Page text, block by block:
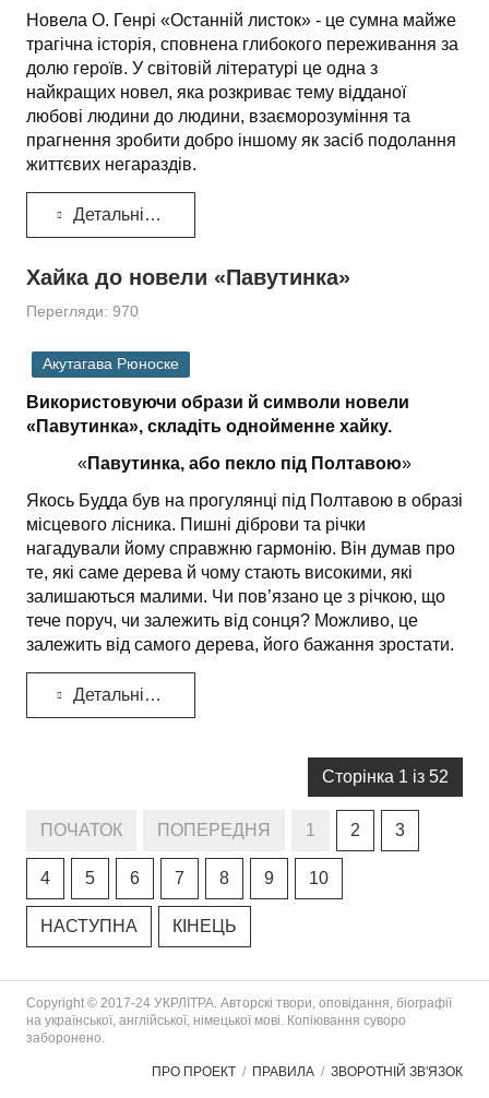
Новела О. Генрі «Останній листок» - це сумна майже
трагічна історія, сповнена глибокого переживання за
долю героїв. У світовій літературі це одна з
найкращих новел, яка розкриває тему відданої
любові людини до людини, взаєморозуміння та
прагнення зробити добро іншому як засіб подолання
життєвих негараздів.
Детальніше...
Хайка до новели «Павутинка»
Перегляди: 970
Акутагава Рюноске
Використовуючи образи й символи новели
«Павутинка», складіть однойменне хайку.
«Павутинка, або пекло під Полтавою»
Якось Будда був на прогулянці під Полтавою в образі
місцевого лісника. Пишні діброви та річки
нагадували йому справжню гармонію. Він думав про
те, які саме дерева й чому стають високими, які
залишаються малими. Чи пов’язано це з річкою, що
тече поруч, чи залежить від сонця? Можливо, це
залежить від самого дерева, його бажання зростати.
Детальніше...
Сторінка 1 із 52
ПОЧАТОК ПОПЕРЕДНЯ 1 2 3
4 5 6 7 8 9 10
НАСТУПНА КІНЕЦЬ
Copyright © 2017-24 УКРЛІТРА. Авторскі твори, оповідання, біографії
на української, англійської, німецької мові. Копіювання суворо
заборонено.
ПРО ПРОЕКТ ПРАВИЛА ЗВОРОТНІЙ ЗВ'ЯЗОК